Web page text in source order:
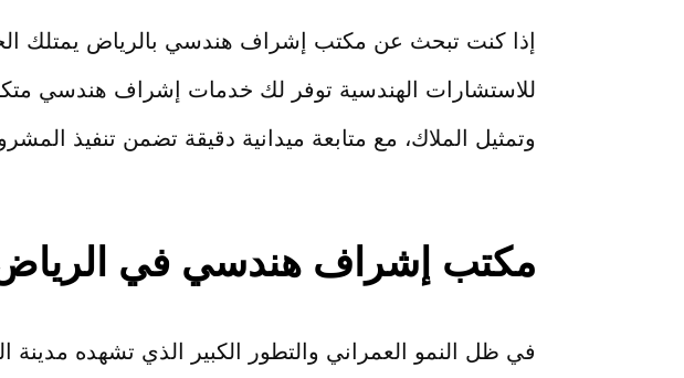
إذا كنت تبحث عن مكتب إشراف هندسي بالرياض يمتلك
للاستشارات الهندسية توفر لك خدمات إشراف هندسي
وتمثيل الملاك، مع متابعة ميدانية دقيقة تضمن تنفيذ
مكتب إشراف هندسي في
في ظل النمو العمراني والتطور الكبير الذي تشهده